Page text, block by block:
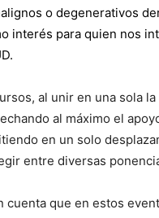
o degenerativos
interés para quien nos
al unir en una sola
al máximo el
en un solo
entre diversas
cuenta que en estos